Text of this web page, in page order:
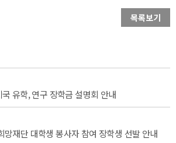
목록보기
유학, 연구 장학금 설명회 안내
망재단 대학생 봉사자 참여 장학생 선발 안내